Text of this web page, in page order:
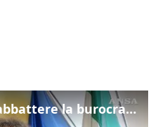
La fibra aiuta l'IA ad abbattere la burocrazia, progetto pilota in Veneto